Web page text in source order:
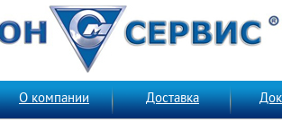
О компании Доставка